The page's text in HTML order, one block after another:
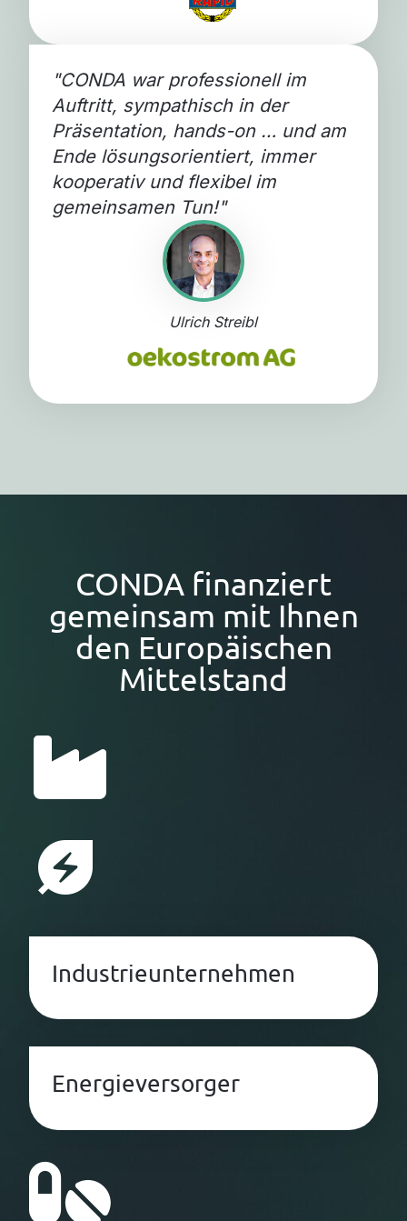
"CONDA war professionell im
Auftritt, sympathisch in der
Präsentation, hands-on … und am
Ende lösungsorientiert, immer
kooperativ und flexibel im
gemeinsamen Tun!"
Ulrich Streibl
CONDA finanziert
gemeinsam mit Ihnen
den Europäischen
Mittelstand
Industrieunternehmen
Energieversorger